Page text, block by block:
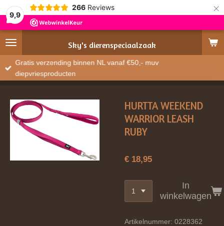
9,9
266 Reviews ×
Sky's dierenspeciaalzaak
Gratis verzending binnen NL vanaf €50,- muv
diepvriesproducten
HURTTA WEEKEND
WARRIOR LEASH
RUBY
€ 18,95
In
winkelwagen
Artikelnummer: 0228362